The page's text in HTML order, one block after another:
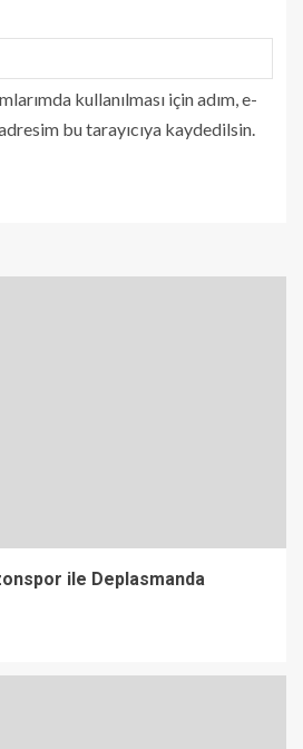
kullanılması için adım, e-
bu tarayıcıya kaydedilsin.
ile Deplasmanda